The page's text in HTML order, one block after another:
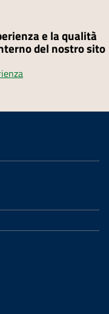
e la qualità
del nostro sito